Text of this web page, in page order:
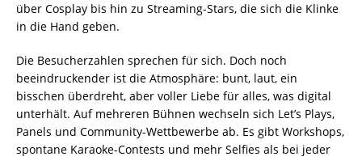
über Cosplay bis hin zu Streaming-Stars, die sich die Klinke
in die Hand geben.
Die Besucherzahlen sprechen für sich. Doch noch
beeindruckender ist die Atmosphäre: bunt, laut, ein
bisschen überdreht, aber voller Liebe für alles, was digital
unterhält. Auf mehreren Bühnen wechseln sich Let’s Plays,
Panels und Community-Wettbewerbe ab. Es gibt Workshops,
spontane Karaoke-Contests und mehr Selfies als bei jeder